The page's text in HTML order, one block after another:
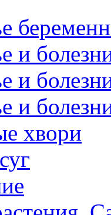
и
и
и
хвори